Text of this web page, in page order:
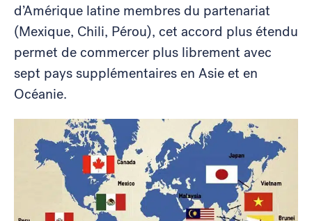
d’Amérique latine membres du partenariat
(Mexique, Chili, Pérou), cet accord plus étendu
permet de commercer plus librement avec
sept pays supplémentaires en Asie et en
Océanie.